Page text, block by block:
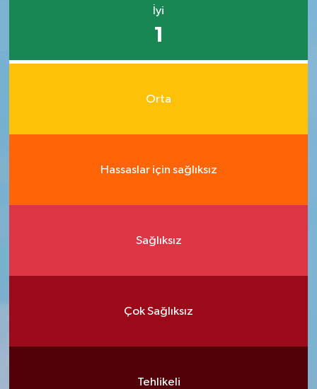
İyi
1
Orta
Hassaslar için sağlıksız
Sağlıksız
Çok Sağlıksız
Tehlikeli